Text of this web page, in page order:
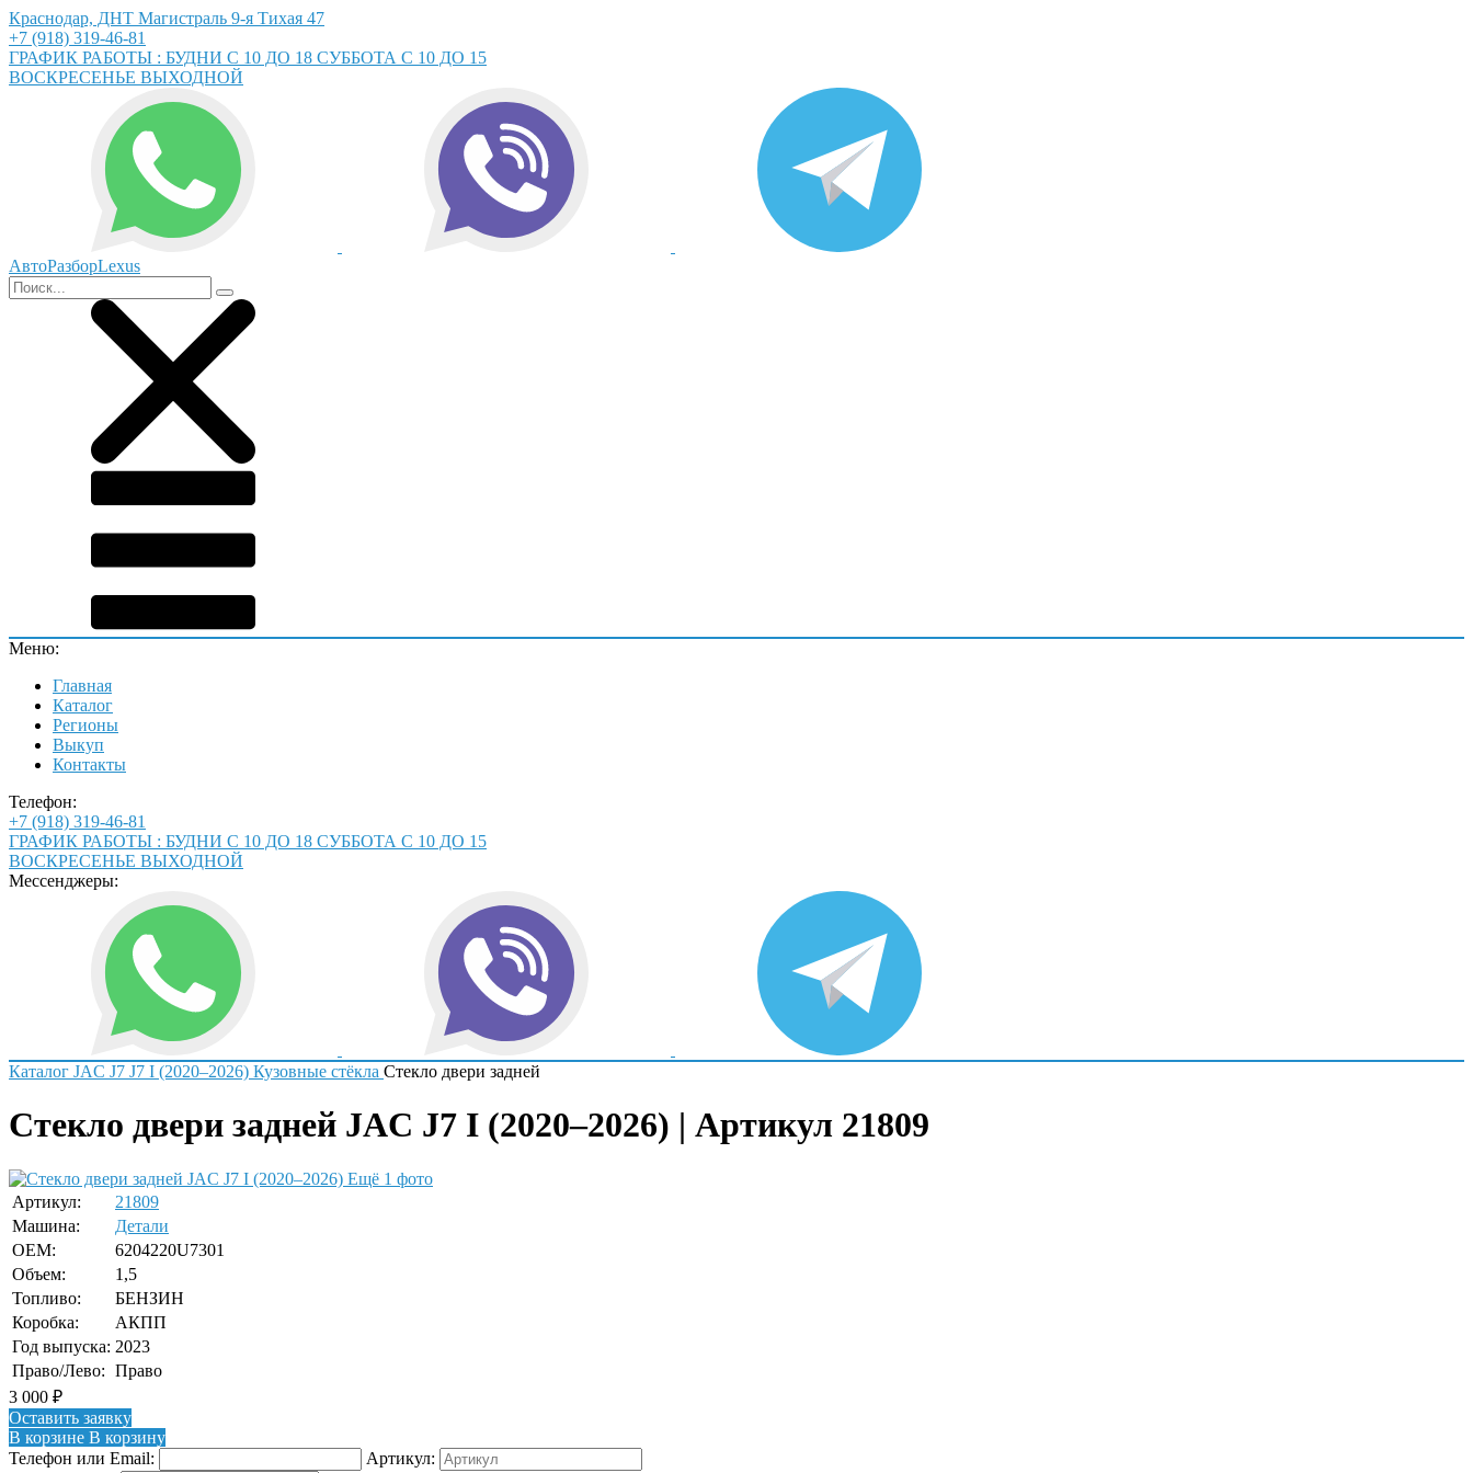
Краснодар, ДНТ Магистраль 9-я Тихая 47
+7 (918) 319-46-81
ГРАФИК РАБОТЫ : БУДНИ С 10 ДО 18 СУББОТА С 10 ДО 15
ВОСКРЕСЕНЬЕ ВЫХОДНОЙ
АвтоРазборLexus
Меню:
Главная
Каталог
Регионы
Выкуп
Контакты
Телефон:
+7 (918) 319-46-81
ГРАФИК РАБОТЫ : БУДНИ С 10 ДО 18 СУББОТА С 10 ДО 15
ВОСКРЕСЕНЬЕ ВЫХОДНОЙ
Мессенджеры:
Каталог JAC J7 J7 I (2020–2026) Кузовные стёкла Стекло двери задней
Стекло двери задней JAC J7 I (2020–2026) | Артикул 21809
Ещё 1 фото
Артикул:
21809
Машина:
Детали
OEM:
6204220U7301
Объем:
1,5
Топливо:
БЕНЗИН
Коробка:
АКПП
Год выпуска: 2023
Право/Лево: Право
3 000 ₽
Оставить заявку
В корзине В корзину
Телефон или Email:
Артикул: